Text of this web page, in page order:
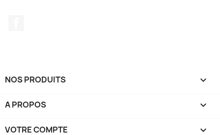
NOS PRODUITS 
A PROPOS 
VOTRE COMPTE 